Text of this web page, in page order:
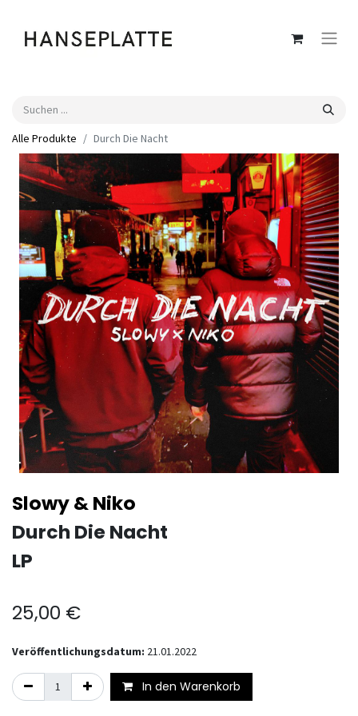
Alle Produkte Durch Die Nacht
Slowy & Niko
Durch Die Nacht
LP
25,00 €
Veröffentlichungsdatum: 21.01.2022
In den Warenkorb